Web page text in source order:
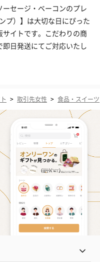
セージ・ベーコンのプレ
プ）】は大切な日にぴった
イトです。こだわりの商
日発送にてご対応いたし
> 取引先女性 > 食品・スイーツ